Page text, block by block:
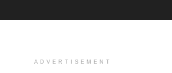
ADVERTISEMENT